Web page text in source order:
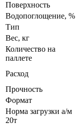
Поверхность
Водопоглощение, %
Тип
Вес, кг
Количество на
паллете
Расход
Прочность
Формат
Норма загрузки а/м
20т